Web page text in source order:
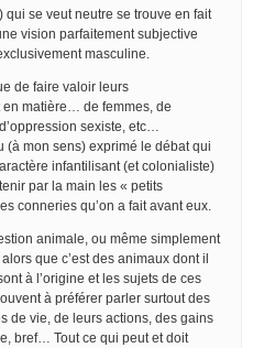
se veut neutre se trouve en fait
vision parfaitement subjective
masculine.
de faire valoir leurs
matière… de femmes, de
sexiste, etc…
(à mon sens) exprimé le débat qui
infantilisant (et colonialiste)
par la main les « petits
conneries qu’on a fait avant eux.
animale, ou même simplement
que c’est des animaux dont il
à l’origine et les sujets de ces
à préférer parler surtout des
de vie, de leurs actions, des gains
bref… Tout ce qui peut et doit